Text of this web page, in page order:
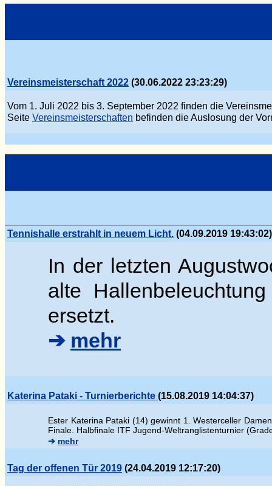
Vereinsmeisterschaft 2022 (30.06.2022 23:23:29)
Vom 1. Juli 2022 bis 3. September 2022 finden die
Seite Vereinsmeisterschaften befinden die Auslosung der
Tennishalle erstrahlt in neuem Licht. (04.09.2019 19:43:02)
In der letzten
alte
ersetzt.
➔ mehr
Katerina Pataki - Turnierberichte (15.08.2019 14:04:37)
Ester Katerina Pataki (14) gewinnt 1. Westerceller
Finale. Halbfinale ITF Jugend-Weltranglistenturnier
➔ mehr
Tag der offenen Tür 2019 (24.04.2019 12:17:20)